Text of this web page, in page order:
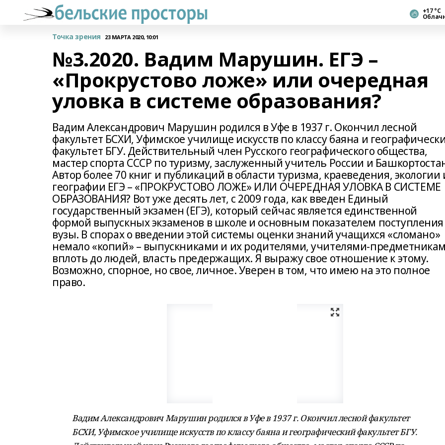
+17 °С
Точка зрения 23 МАРТА 2020, 10:01
№3.2020. Вадим Марушин. ЕГЭ –
«Прокрустово ложе» или очередная
уловка в системе образования?
Вадим Александрович Марушин родился в Уфе в 1937 г. Окончил лесной
факультет БСХИ, Уфимское училище искусств по классу баяна и
факультет БГУ. Действительный член Русского географического общества,
мастер спорта СССР по туризму, заслуженный учитель России и
Автор более 70 книг и публикаций в области туризма, краеведения, экологии
географии ЕГЭ – «ПРОКРУСТОВО ЛОЖЕ» ИЛИ ОЧЕРЕДНАЯ УЛОВКА В СИСТЕМЕ
ОБРАЗОВАНИЯ? Вот уже десять лет, с 2009 года, как введен Единый
государственный экзамен (ЕГЭ), который сейчас является единственной
формой выпускных экзаменов в школе и основным показателем
вузы. В спорах о введении этой системы оценки знаний учащихся «сломано»
немало «копий» – выпускниками и их родителями, учителями-
вплоть до людей, власть предержащих. Я выражу свое отношение к этому.
Возможно, спорное, но свое, личное. Уверен в том, что имею на это полное
право.
Вадим Александрович Марушин родился в Уфе в 1937 г. Окончил лесной факультет
БСХИ, Уфимское училище искусств по классу баяна и географический факультет БГУ.